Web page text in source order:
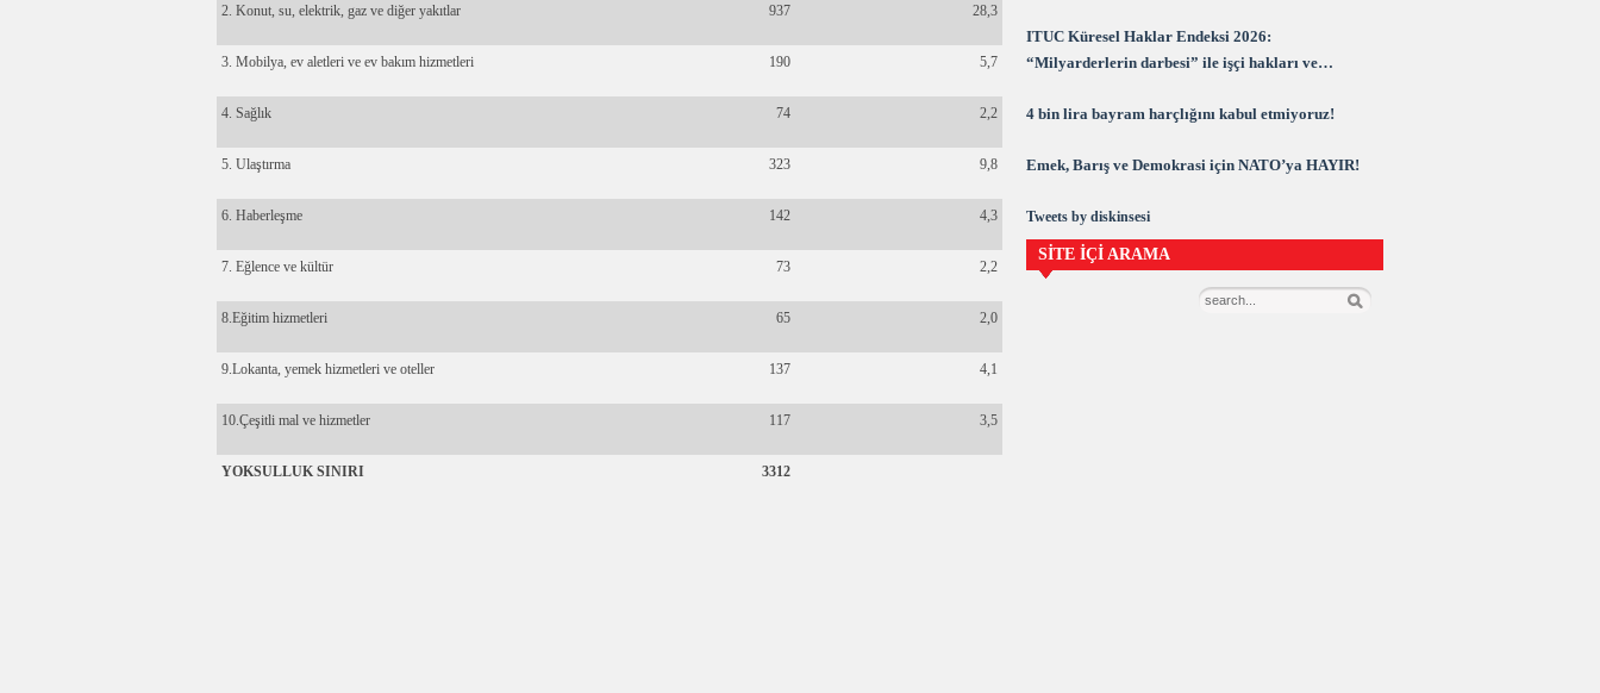
2. Konut, su, elektrik, gaz ve diğer yakıtlar 937 28,3
3. Mobilya, ev aletleri ve ev bakım hizmetleri 190 5,7
4. Sağlık 74 2,2
5. Ulaştırma 323 9,8
6. Haberleşme 142 4,3
7. Eğlence ve kültür 73 2,2
8.Eğitim hizmetleri 65 2,0
9.Lokanta, yemek hizmetleri ve oteller 137 4,1
10.Çeşitli mal ve hizmetler 117 3,5
YOKSULLUK SINIRI 3312
ITUC Küresel Haklar Endeksi 2026:
“Milyarderlerin darbesi” ile işçi hakları ve
4 bin lira bayram harçlığını kabul etmiyoruz!
Emek, Barış ve Demokrasi için NATO’ya HAYIR!
Tweets by diskinsesi
SİTE İÇİ ARAMA